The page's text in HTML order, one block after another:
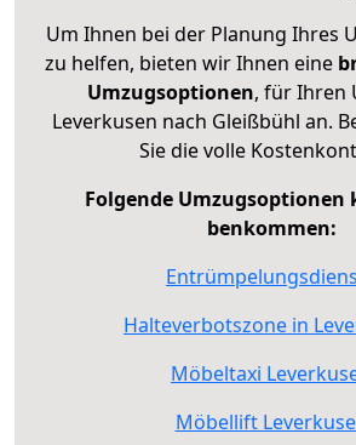
Um Ihnen bei der Planung Ihres
zu helfen, bieten wir Ihnen eine
Umzugsoptionen, für Ihren
Leverkusen nach Gleißbühl an.
Sie die volle
Folgende Umzugsoptionen
benkommen:
Halteverbotszone in
Möbeltaxi
Möbellift